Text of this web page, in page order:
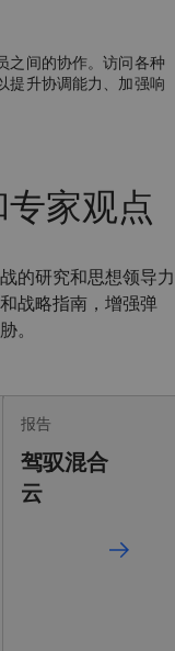
之间的协作。访问各种
提升协调能力、加强响
家观点
的研究和思想领导力
战略指南，增强弹
。
报告
驾驭混合
云